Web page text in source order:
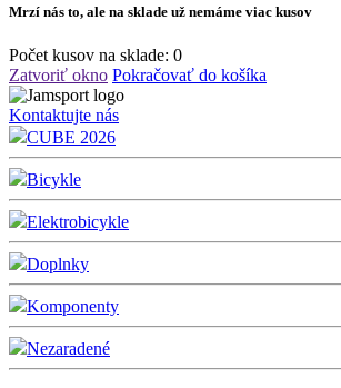
Mrzí nás to, ale na sklade už nemáme viac kusov
Počet kusov na sklade: 0
Zatvoriť okno Pokračovať do košíka
Kontaktujte nás
CUBE 2026
Bicykle
Elektrobicykle
Doplnky
Komponenty
Nezaradené